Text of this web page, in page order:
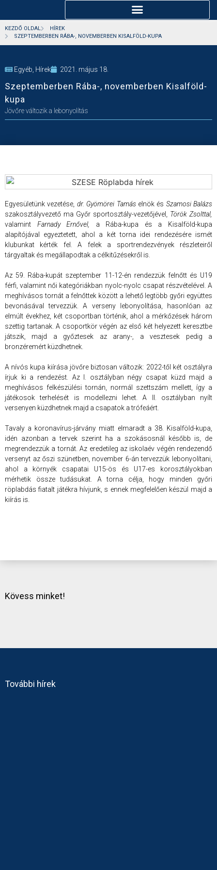
KEZDŐ OLDAL
HÍREK
SZEPTEMBERBEN RÁBA-, NOVEMBERBEN KISALFÖLD-KUPA
Egyéb Hírek 2021. május 18.
Szeptemberben Rába-, novemberben Kisalföld-
kupa
Jövőre változik a lebonyolítás
Egyesületünk vezetése, dr. Gyömörei Tamáselnök és Szamosi Balázs
szakosztályvezető ma Győr sportosztály-vezetőjével, Török Zsolttal,
valamint Farnady Ernővel,
a Rába-kupa és a Kisalföld-kupa
alapítójával egyeztetett, ahol a két torna idei rendezésére ismét
klubunkat kérték fel. A felek a sportrendezvények részleteiről
tárgyaltak és megállapodtak a célkitűzésekről is.
Az 59. Rába-kupát szeptember 11-12-én rendezzük felnőtt és U19
férfi, valamint női kategóriákban nyolc-nyolc csapat részvételével. A
meghívásos tornát a felnőttek között a lehető legtöbb győri együttes
bevonásával tervezzük. A verseny lebonyolítása, hasonlóan az
elmúlt évekhez, két csoportban történik, ahol a mérkőzések három
szettig tartanak. A csoportkör végén az első két helyezett keresztbe
játszik, majd a győztesek az arany-, a vesztesek pedig a
bronzéremért küzdhetnek.
A nívós kupa kiírása jövőre biztosan változik: 2022-től két osztályra
írjuk ki a rendezést. Az I. osztályban négy csapat küzd majd a
meghívásos felkészülési tornán, normál szettszám mellett, így a
játékosok terhelését is modellezni lehet. A II. osztályban nyílt
versenyen küzdhetnek majd a csapatok a trófeáért.
Tavaly a koronavírus-járvány miatt elmaradt a 38. Kisalföld-kupa,
idén azonban a tervek szerint ha a szokásosnál később is, de
megrendezzük a tornát. Az eredetileg az iskolaév végén rendezendő
versenyt az őszi szünetben, november 6-án tervezzük lebonyolítani,
ahol a környék csapatai U15-ös és U17-es korosztályokban
mérhetik össze tudásukat. A torna célja, hogy minden győri
röplabdás fiatalt játékra hívjunk, s ennek megfelelően készül majd a
kiírás is.
Kövess minket!
További hírek